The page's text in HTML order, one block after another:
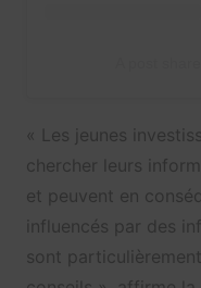
« Les jeunes
chercher leurs
et peuvent en
influencés par des
sont